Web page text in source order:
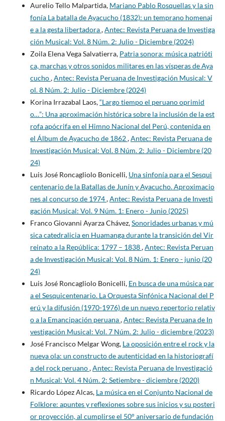
Aurelio Tello Malpartida, Mariano Pablo Rosquellas y la sin
fonía La batalla de Ayacucho (1832): un temprano homenaj
e a la gesta libertadora,Antec: Revista Peruana de Investiga
ción Musical: Vol. 8 Núm. 2: Julio - Diciembre (2024)
Zoila Elena Vega Salvatierra, Patria sonora: música patrióti
ca, marchas y otros sonidos militares en las vísperas de Aya
cucho,Antec: Revista Peruana de Investigación Musical: V
ol. 8 Núm. 2: Julio - Diciembre (2024)
Korina Irrazabal Laos,“Largo tiempo el peruano oprimid
o…”: Una aproximación histórica sobre la inclusión de la est
rofa apócrifa en el Himno Nacional del Perú, contenida en
el Álbum de Ayacucho de 1862,Antec: Revista Peruana de
Investigación Musical: Vol. 8 Núm. 2: Julio - Diciembre (20
24)
Luis José Roncagliolo Bonicelli, Una sinfonía para el Sesqui
centenario de la Batallas de Junín y Ayacucho. Aproximacio
nes al concurso de 1974,Antec: Revista Peruana de Investi
gación Musical: Vol. 9 Núm. 1: Enero - Junio (2025)
Franco Giovanni Ayarza Chávez,Sonoridades urbanas y mú
sica catedralicia en Huamanga durante la transición del Vir
reinato a la República: 1797 – 1838,Antec: Revista Peruan
a de Investigación Musical: Vol. 8 Núm. 1: Enero - junio (20
24)
Luis José Roncagliolo Bonicelli, En busca de una música par
a el Sesquicentenario. La Orquesta Sinfónica Nacional del P
erú y la difusión (1970-1976) de un nuevo repertorio relativ
o a la Emancipación peruana,Antec: Revista Peruana de In
vestigación Musical: Vol. 7 Núm. 2: Julio - diciembre (2023)
José Francisco Melgar Wong, La oposición entre el rock y la
nueva ola: un constructo de autenticidad en la historiografí
a del rock peruano,Antec: Revista Peruana de Investigació
n Musical: Vol. 4 Núm. 2: Setiembre - diciembre (2020)
Ricardo López Alcas, La música en el Conjunto Nacional de
Folklore: apuntes y reflexiones sobre sus inicios y su posteri
or proyección, al cumplirse el 50° aniversario de fundación